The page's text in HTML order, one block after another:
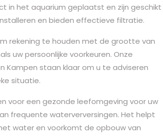
in het aquarium geplaatst en zijn geschikt
en bieden effectieve filtratie.
rekening te houden met de grootte van
uw persoonlijke voorkeuren. Onze
Kampen staan klaar om u te adviseren
situatie.
voor een gezonde leefomgeving voor uw
frequente waterverversingen. Het helpt
water en voorkomt de opbouw van